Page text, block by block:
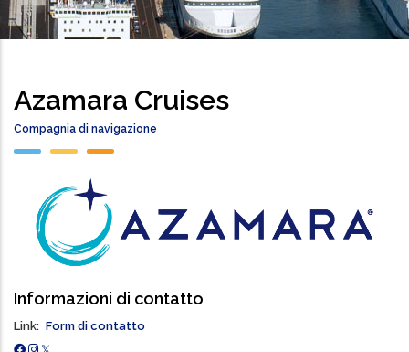
Azamara Cruises
Compagnia di navigazione
Informazioni di contatto
Link Form di contatto